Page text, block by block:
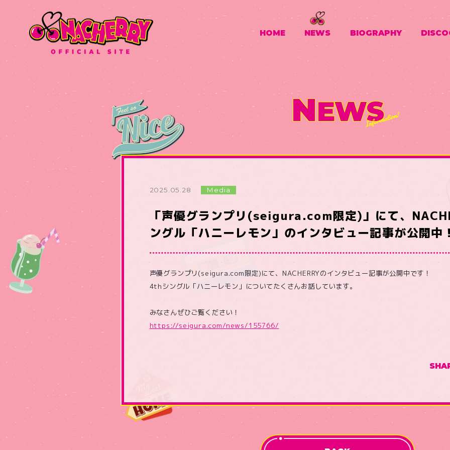
HOME NEWS BIOGRAPHY
NEWS
2025.05.28 Media
「声優グランプリ(seigura.com限定)」にて、
ングル「ハニーレモン」のインタビュー記事が公開中
声優グランプリ(seigura.com限定)にて、NACHERRYのインタビュー記事が公開中です！
4thシングル「ハニーレモン」についてたくさんお話しています。
みなさんぜひご覧ください！
https://seigura.com/news/155766/